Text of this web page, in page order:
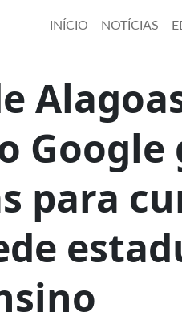
INÍCIO NOTÍCIAS
para